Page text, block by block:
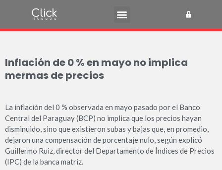
Inflación de 0 % en mayo no implica
mermas de precios
La inflación del 0 % observada en mayo pasado por el Banco
Central del Paraguay (BCP) no implica que los precios hayan
disminuido, sino que existieron subas y bajas que, en promedio,
dejaron una compensación de porcentaje nulo, según explicó
Guillermo Ruiz, director del Departamento de Índices de Precios
(IPC) de la banca matriz.